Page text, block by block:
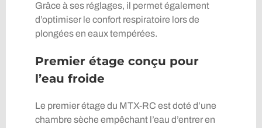
Grâce à ses réglages, il permet également
d’optimiser le confort respiratoire lors de
plongées en eaux tempérées.
Premier étage conçu pour
l’eau froide
Le premier étage du MTX-RC est doté d’une
chambre sèche empêchant l’eau d’entrer en